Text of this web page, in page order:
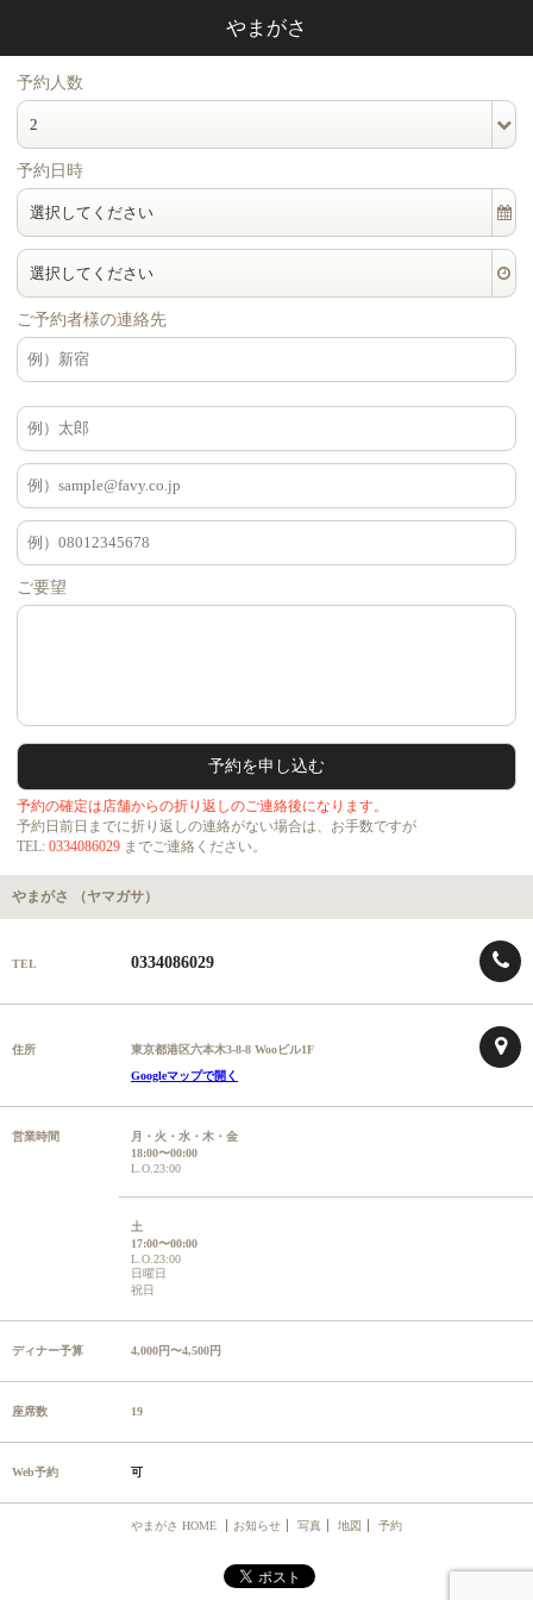
やまがさ
予約人数
2
予約日時
選択してください
選択してください
ご予約者様の連絡先
ご要望
予約の確定は店舗からの折り返しのご連絡後になります。
予約日前日までに折り返しの連絡がない場合は、お手数ですが
TEL: 0334086029 までご連絡ください。
やまがさ （ヤマガサ）
TEL 0334086029
住所
東京都港区六本木3-8-8 Wooビル1F
Googleマップで開く
営業時間
月・火・水・木・金
18:00〜00:00
L.O.23:00
土
17:00〜00:00
L.O.23:00
日曜日
祝日
ディナー予算 4,000円〜4,500円
座席数 19
Web予約 可
やまがさ HOME お知らせ 写真 地図 予約